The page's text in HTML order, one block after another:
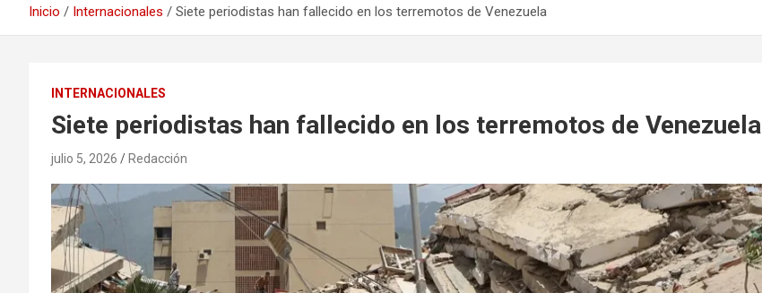
Inicio Internacionales Siete periodistas han fallecido en los terremotos de Venezuela
INTERNACIONALES
Siete periodistas han fallecido en los terremotos de Venezuela
julio 5, 2026 Redacción